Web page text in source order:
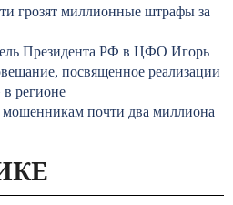
грозят миллионные штрафы за
Президента РФ в ЦФО Игорь
посвященное реализации
регионе
почти два миллиона